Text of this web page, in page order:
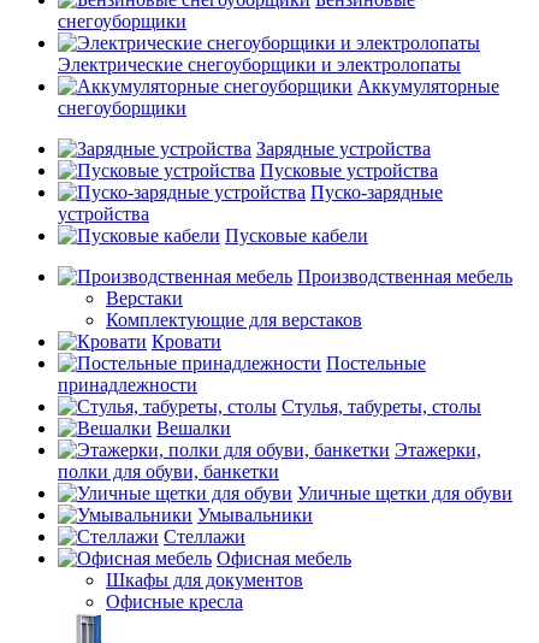
снегоуборщики
Электрические снегоуборщики и электролопаты
Аккумуляторные
снегоуборщики
Зарядные устройства
Пусковые устройства
Пуско-зарядные
устройства
Пусковые кабели
Производственная мебель
Верстаки
Комплектующие для верстаков
Кровати
Постельные
принадлежности
Стулья, табуреты, столы
Вешалки
Этажерки,
полки для обуви, банкетки
Уличные щетки для обуви
Умывальники
Стеллажи
Офисная мебель
Шкафы для документов
Офисные кресла